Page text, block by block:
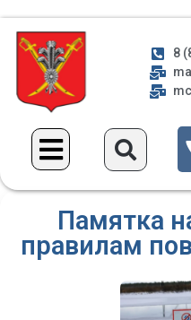
8
Памятка
правилам